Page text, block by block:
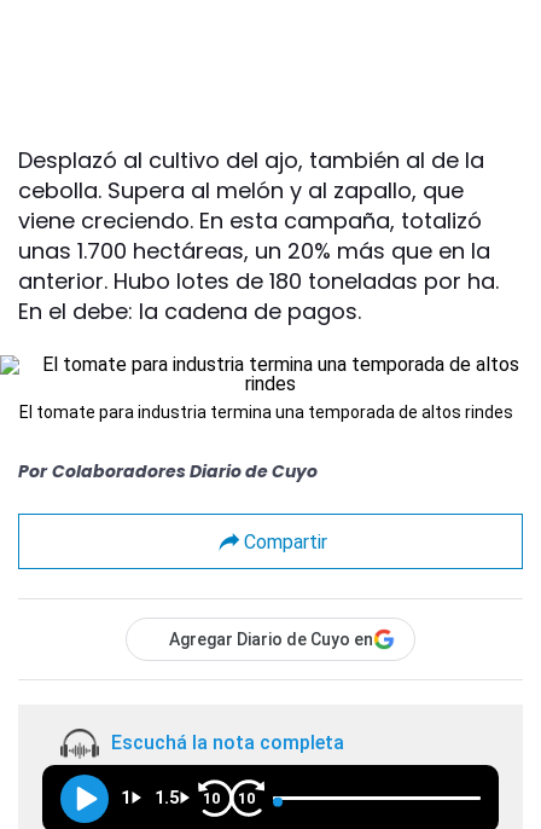
Desplazó al cultivo del ajo, también al de la
cebolla. Supera al melón y al zapallo, que
viene creciendo. En esta campaña, totalizó
unas 1.700 hectáreas, un 20% más que en la
anterior. Hubo lotes de 180 toneladas por ha.
En el debe: la cadena de pagos.
El tomate para industria termina una temporada de altos rindes
Por Colaboradores Diario de Cuyo
Compartir
Agregar Diario de Cuyo en
Escuchá la nota completa
1 1.5 10 10